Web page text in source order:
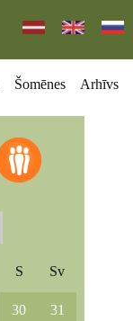
Šomēnes Arhīvs
S Sv
30 31